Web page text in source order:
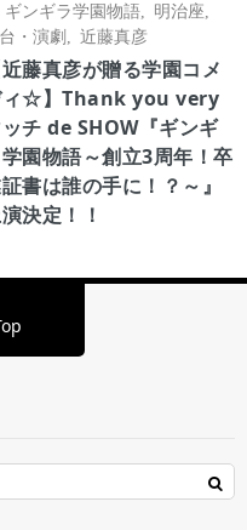
ギンギラ学園物語
明治座
・演劇
近藤真彦
近藤真彦が贈る学園コメ
ィ☆】Thank you very
チ de SHOW『ギンギ
園物語～創立3周年！卒
書は誰の手に！？～』
決定！！